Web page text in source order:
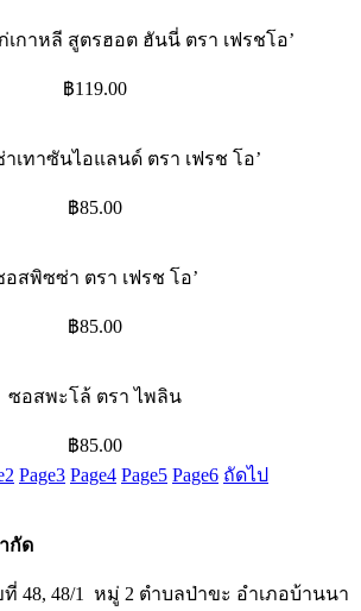
เกาหลี สูตรฮอต ฮันนี่ ตรา เฟรชโอ’
฿119.00
เทาซันไอแลนด์ ตรา เฟรช โอ’
฿85.00
อสพิซซ่า ตรา เฟรช โอ’
฿85.00
ซอสพะโล้ ตรา ไพลิน
฿85.00
2 Page3 Page4 Page5 Page6 ถัดไป
กัด
ที่ 48, 48/1 หมู่ 2 ตำบลป่าขะ อำเภอบ้านนา